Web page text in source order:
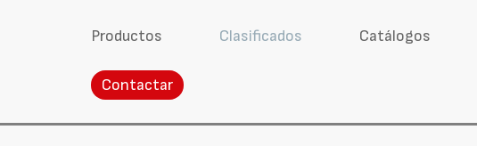
Productos Clasificados Catálogos
Contactar